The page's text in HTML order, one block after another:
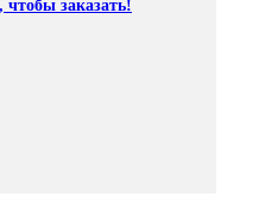
заказать!